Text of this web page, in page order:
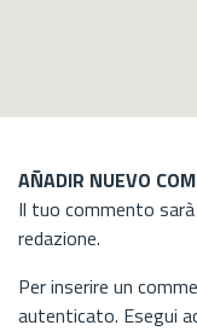
AÑADIR NUEVO
Il tuo commento
redazione.
Per inserire un
autenticato. Esegui